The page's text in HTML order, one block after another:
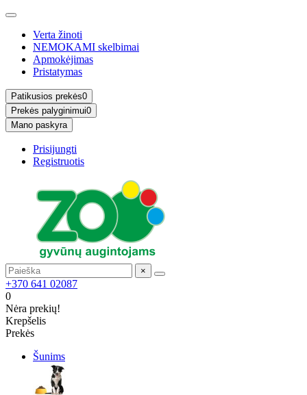
Verta žinoti
NEMOKAMI skelbimai
Apmokėjimas
Pristatymas
Patikusios prekės0
Prekės palyginimui0
Mano paskyra
Prisijungti
Registruotis
×
+370 641 02087
0
Nėra prekių!
Krepšelis
Prekės
Šunims